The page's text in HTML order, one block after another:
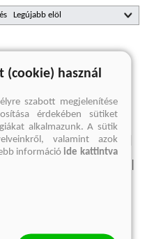
nincs találat
felmondási nyilatkozat
(cookie) használ
szabott megjelenítése
érdekében sütiket
alkalmazunk. A sütik
valamint azok
információide kattintva